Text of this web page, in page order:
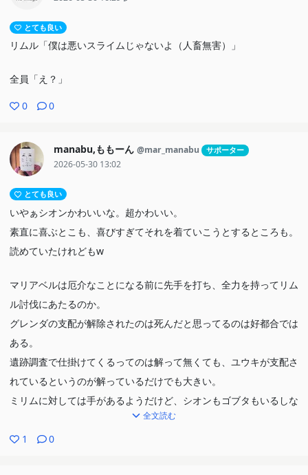
と蚊に刺されますからね……とかいう問題じゃなかったw
どこでもドアだw
遺跡でお出迎えのエルフたち？は何者？
とても良い
リムル「僕は悪いスライムじゃないよ（人畜無害）」
全員「え？」
0 0
manabu,ももーん @mar_manabu サポーター
2026-05-30 13:02
とても良い
いやぁシオンかわいいな。超かわいい。
素直に喜ぶとこも、喜びすぎてそれを着ていこうとするところも。
読めていたけれどもw
マリアベルは厄介なことになる前に先手を打ち、全力を持ってリム
ル討伐にあたるのか。
グレンダの支配が解除されたのは死んだと思ってるのは好都合では
ある。
遺跡調査で仕掛けてくるってのは解って無くても、ユウキが支配さ
れているというのが解っているだけでも大きい。
ミリムに対しては手があるようだけど、シオンもゴブタもいるしな
全文読む
1 0